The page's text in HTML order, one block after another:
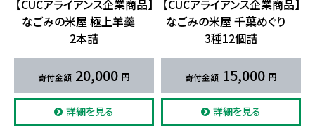
【CUCアライアンス企業商品】
な​ごみの​米屋 極上羊羹
2本詰
20,000
詳細を見る
【CUCアライアンス企業商品】
な​ごみの​米屋 千葉めぐり
3種12個詰
15,000
詳細を見る